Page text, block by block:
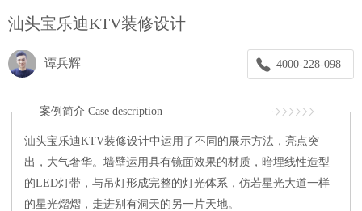
汕头宝乐迪KTV装修设计
4000-228-098
谭兵辉
案例简介 Case description
汕头宝乐迪KTV装修设计中运用了不同的展示方法，亮点突
出，大气奢华。墙壁运用具有镜面效果的材质，暗埋线性造型
的LED灯带，与吊灯形成完整的灯光体系，仿若星光大道一样
的星光熠熠，走进别有洞天的另一片天地。